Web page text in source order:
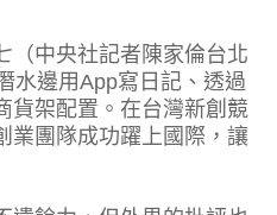
（中央社記者陳家倫台北
水邊用App寫日記、透過
貨架配置。在台灣新創競
業團隊成功躍上國際，讓